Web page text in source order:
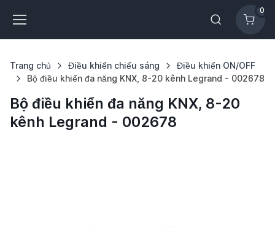
0
Trang chủ Điều khiển chiếu sáng
Điều khiển ON/OFF
Bộ điều khiển đa năng KNX, 8-20 kênh Legrand - 002678
Bộ điều khiển đa năng KNX, 8-20
kênh Legrand - 002678